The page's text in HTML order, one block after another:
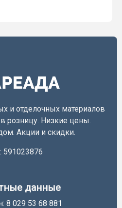
и отделочных материалов
розницу. Низкие цены.
Акции и скидки.
591023876
данные
8 029 53 68 881